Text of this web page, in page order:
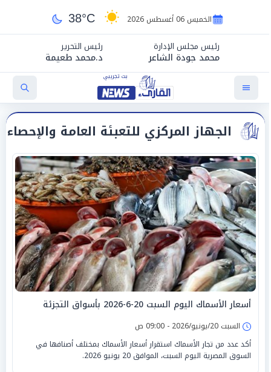
الخميس 06 أغسطس 2026 38°C
رئيس مجلس الإدارة
محمد جودة الشاعر
رئيس التحرير
د.محمد طعيمة
الجهاز المركزي للتعبئة العامة والإحصاء
أسعار الأسماك اليوم السبت 20-6-2026 بأسواق التجزئة
السبت 20/يونيو/2026 - 09:00 ص
أكد عدد من تجار الأسماك استقرار أسعار الأسماك بمختلف أصنافها في
السوق المصرية اليوم السبت، الموافق 20 يونيو 2026.